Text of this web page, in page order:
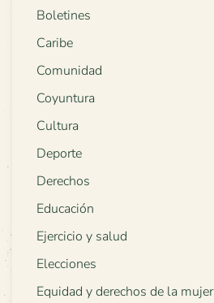
Boletines
Caribe
Comunidad
Coyuntura
Cultura
Deporte
Derechos
Educación
Ejercicio y salud
Elecciones
Equidad y derechos de la mujer